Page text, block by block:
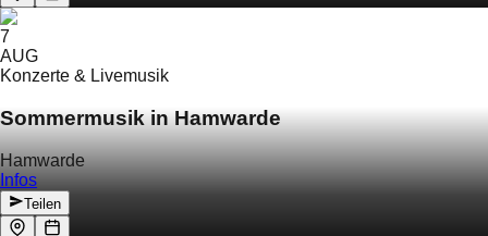
7
AUG
Konzerte & Livemusik
Sommermusik in Hamwarde
Hamwarde
Infos
Teilen